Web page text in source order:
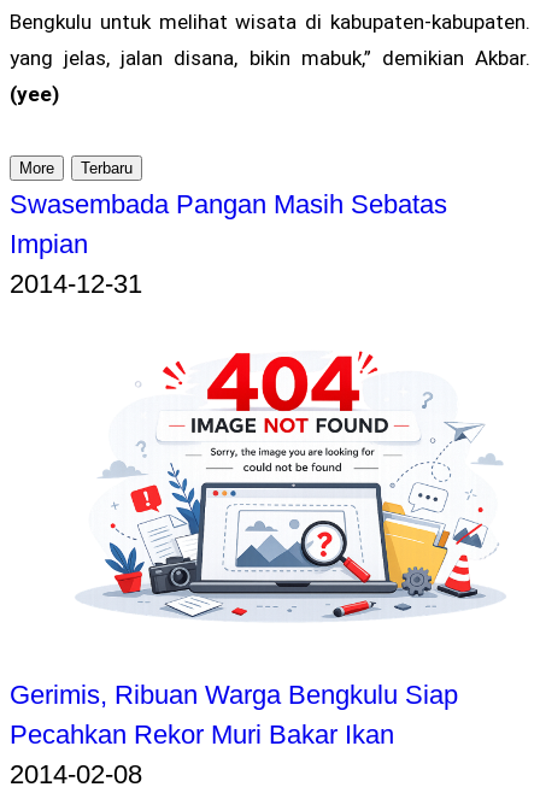
Bengkulu untuk melihat wisata di kabupaten-kabupaten.
yang jelas, jalan disana, bikin mabuk,” demikian Akbar.
(yee)
More Terbaru
Swasembada Pangan Masih Sebatas
Impian
2014-12-31
Gerimis, Ribuan Warga Bengkulu Siap
Pecahkan Rekor Muri Bakar Ikan
2014-02-08